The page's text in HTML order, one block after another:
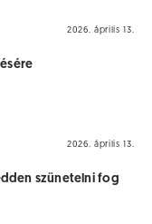
2026. április 13.
2026. április 13.
szünetelni fog